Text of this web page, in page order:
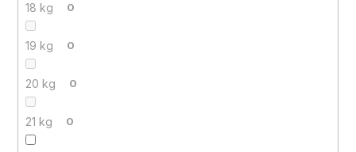
18 kg 0
19 kg 0
20 kg 0
21 kg 0